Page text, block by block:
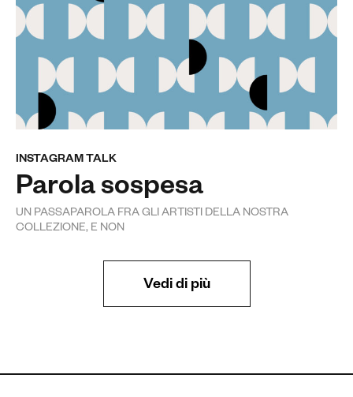
INSTAGRAM TALK
Parola sospesa
UN PASSAPAROLA FRA GLI ARTISTI DELLA NOSTRA
COLLEZIONE, E NON
Vedi di più